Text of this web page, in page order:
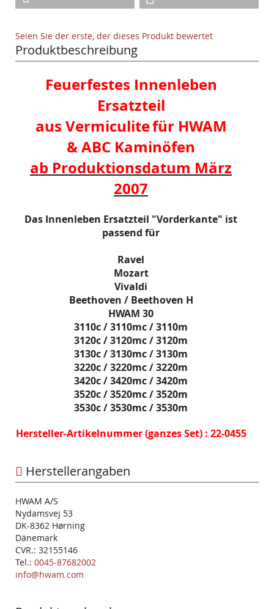
Seien Sie der erste, der dieses Produkt bewertet
Produktbeschreibung
Feuerfestes Innenleben
Ersatzteil
aus Vermiculitefür HWAM
& ABC Kaminöfen
ab Produktionsdatum März
2007
Das Innenleben Ersatzteil "Vorderkante" ist
passend für
Ravel
Mozart
Vivaldi
Beethoven / Beethoven H
HWAM 30
3110c / 3110mc / 3110m
3120c / 3120mc / 3120m
3130c / 3130mc / 3130m
3220c / 3220mc / 3220m
3420c / 3420mc / 3420m
3520c / 3520mc / 3520m
3530c / 3530mc / 3530m
Hersteller-Artikelnummer (ganzes Set) : 22-0455
Herstellerangaben
HWAM A/S
Nydamsvej 53
DK-8362 Hørning
Dänemark
CVR.: 32155146
Tel.: 0045-87682002
info@hwam.com